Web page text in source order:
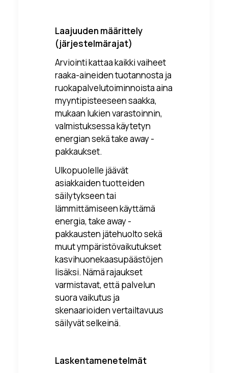
Laajuuden määrittely
(järjestelmärajat)
Arviointi kattaa kaikki vaiheet
raaka-aineiden tuotannosta ja
ruokapalvelutoiminnoista aina
myyntipisteeseen saakka,
mukaan lukien varastoinnin,
valmistuksessa käytetyn
energian sekä take away -
pakkaukset.
Ulkopuolelle jäävät
asiakkaiden tuotteiden
säilytykseen tai
lämmittämiseen käyttämä
energia, take away -
pakkausten jätehuolto sekä
muut ympäristövaikutukset
kasvihuonekaasupäästöjen
lisäksi. Nämä rajaukset
varmistavat, että palvelun
suora vaikutus ja
skenaarioiden vertailtavuus
säilyvät selkeinä.
Laskentamenetelmät